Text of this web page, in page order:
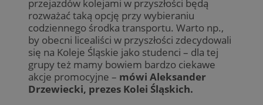
przejazdów kolejami w przyszłości będą
rozważać taką opcję przy wybieraniu
codziennego środka transportu. Warto np.,
by obecni licealiści w przyszłości zdecydowali
się na Koleje Śląskie jako studenci – dla tej
grupy też mamy bowiem bardzo ciekawe
akcje promocyjne – mówi Aleksander
Drzewiecki, prezes Kolei Śląskich.